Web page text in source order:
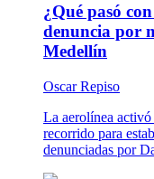
¿Qué pasó
denuncia por
Medellín
Oscar Repiso
La aerolínea activó
recorrido para
denunciadas por